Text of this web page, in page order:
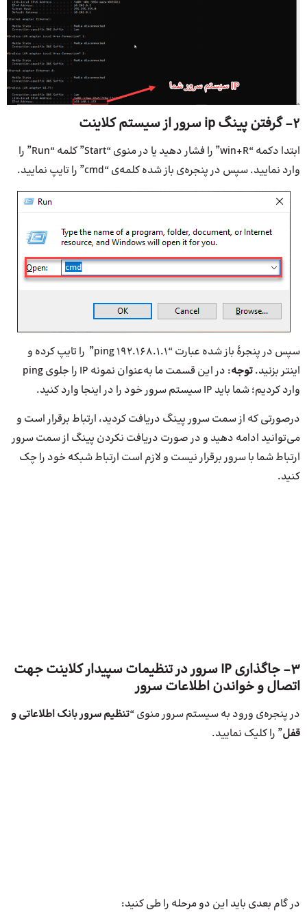
2- گرفتن پینگ ip سرور از سیستم کلاینت
ابتدا دکمه “win+R” را فشار دهید یا در منوی “Start” کلمه “Run” را
وارد نمایید. سپس در پنجره‌ی باز شده کلمه‌ی “cmd” را تایپ نمایید.
سپس در پنجرهٔ باز شده عبارت “ping 192.168.1.1” را تایپ کرده و
اینتر بزنید.توجه
: در این قسمت ما به‌عنوان نمونه IP را جلوی ping
وارد کردیم؛ شما باید IP سیستم سرور خود را در اینجا وارد کنید.
درصورتی که از سمت سرور پینگ دریافت کردید، ارتباط برقرار است و
می‌توانید ادامه دهید و در صورت دریافت نکردن پینگ از سمت سرور
ارتباط شما با سرور برقرار نیست و لازم است ارتباط شبکه خود را چک
کنید.
3- جاگذاری IP سرور در تنظیمات سپیدار کلاینت جهت
اتصال و خواندن اطلاعات سرور
در پنجره‌ی ورود به سیستم سرور منوی “تنظیم سرور بانک اطلاعاتی و
قفل” را کلیک نمایید.
در گام بعدی باید این دو مرحله را طی کنید: